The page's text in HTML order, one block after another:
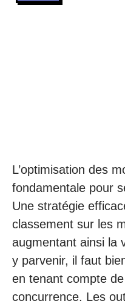
L’optimisation des
fondamentale pour
Une stratégie
classement sur les
augmentant ainsi la
y parvenir, il faut
en tenant compte
concurrence. Les